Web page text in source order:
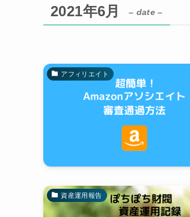
2021年6月 – date –
アフィリエイト
資産運用報告